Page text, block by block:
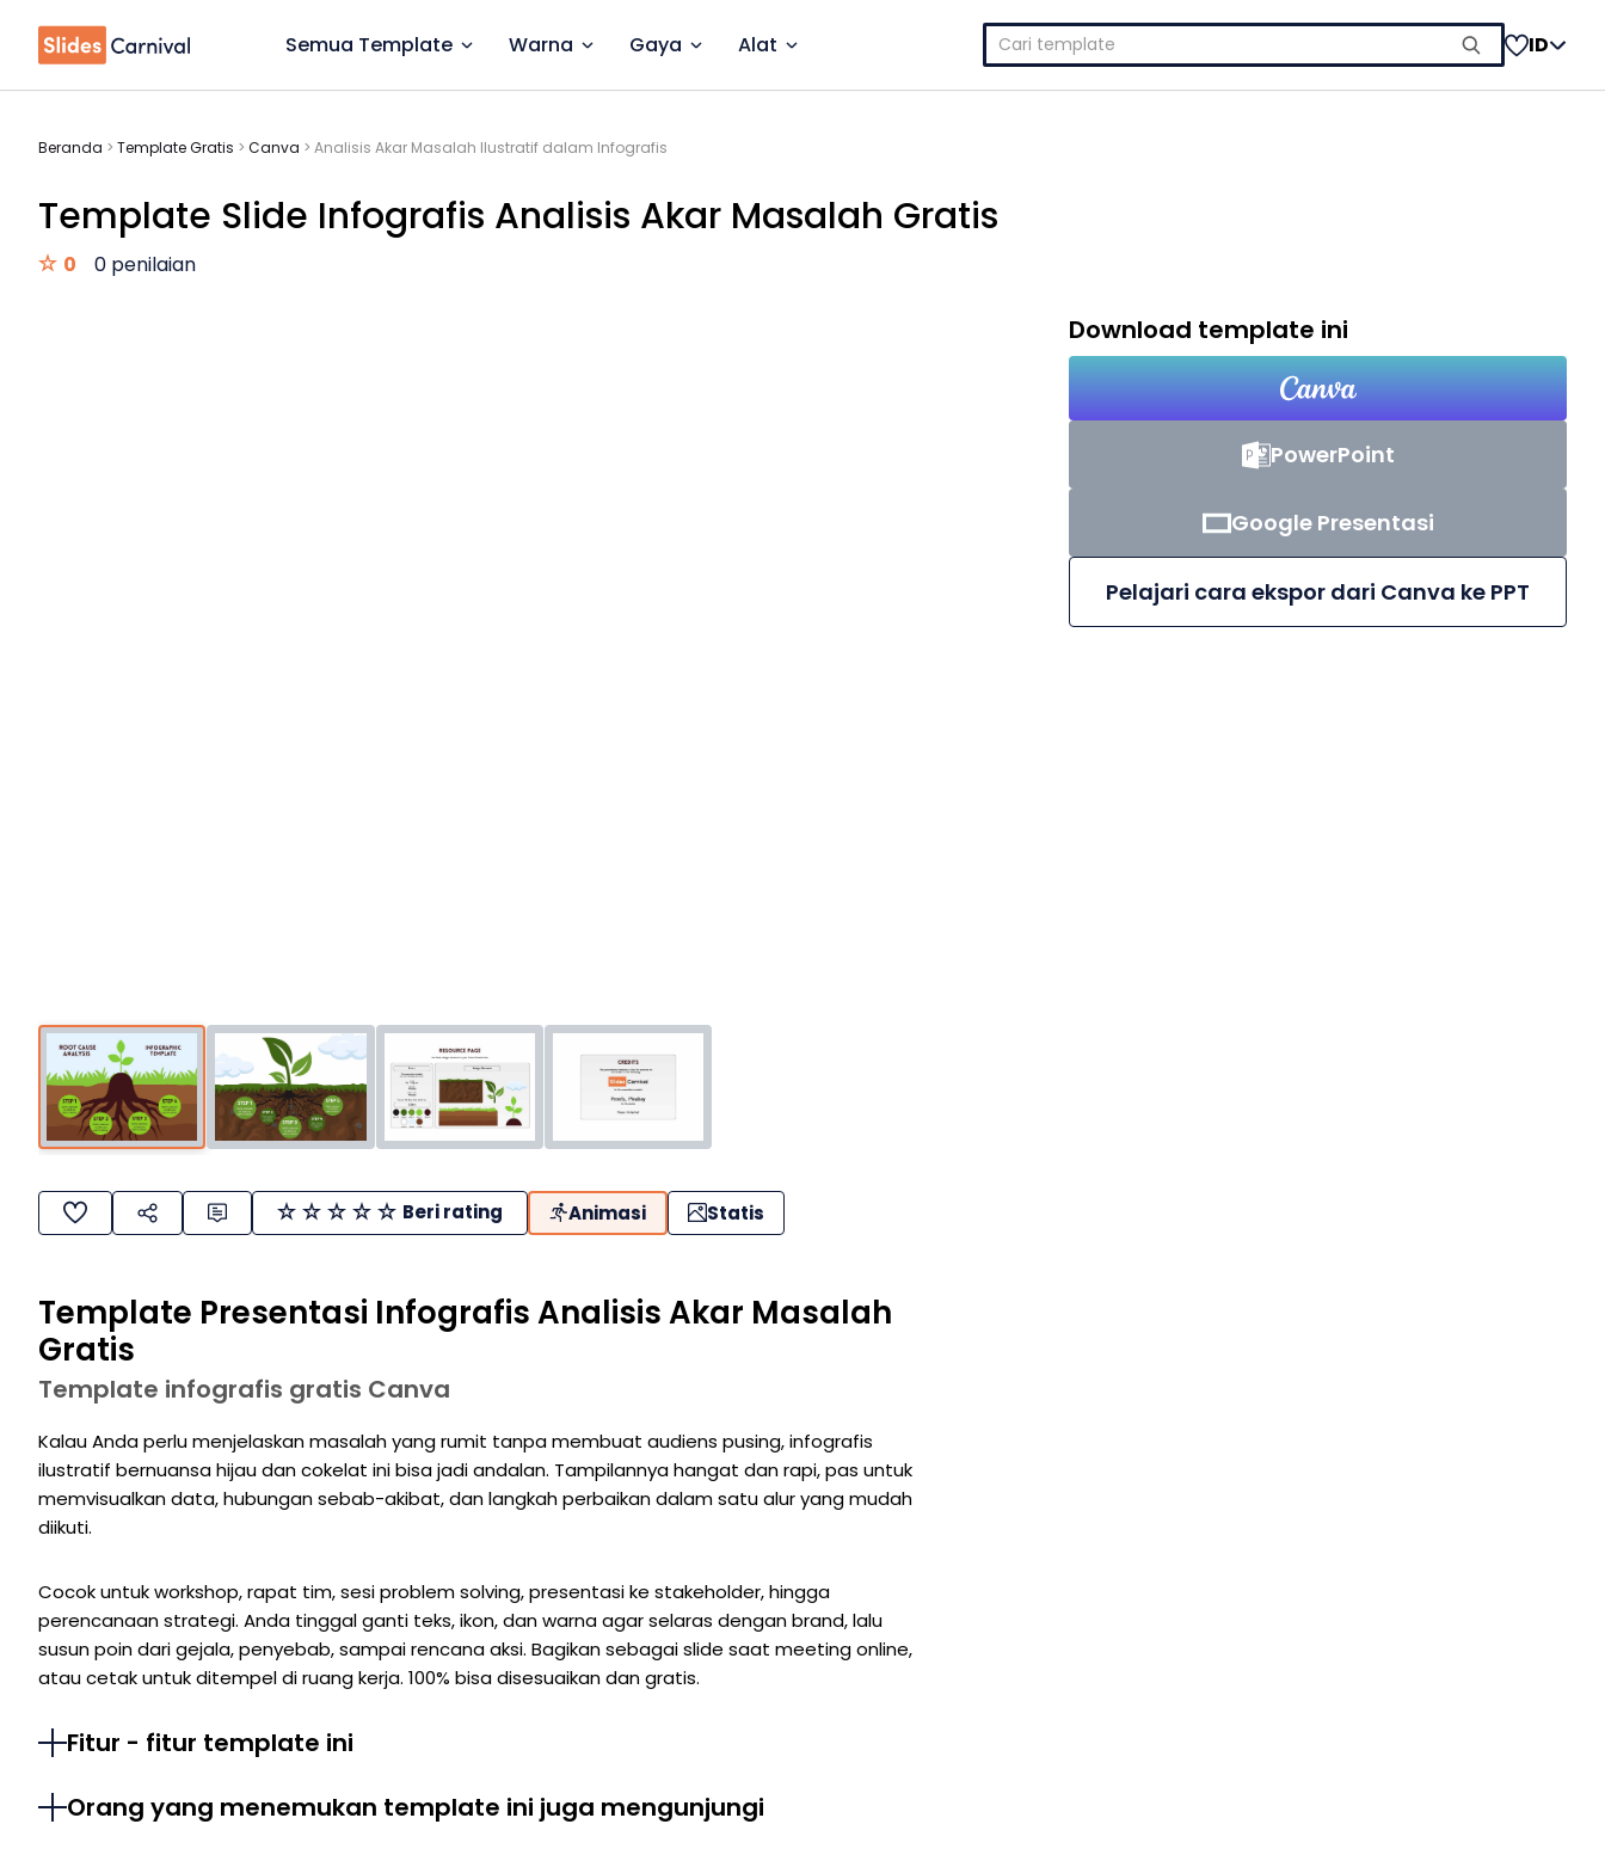
Semua Template Warna Gaya Alat
Cari
untuk:
ID
Beranda > Template Gratis > Canva > Analisis Akar Masalah Ilustratif dalam Infografis
Template Slide Infografis Analisis Akar Masalah Gratis
0 0 penilaian
Beri rating Animasi Statis
Template Presentasi Infografis Analisis Akar Masalah
Gratis
Template infografis gratis Canva
Kalau Anda perlu menjelaskan masalah yang rumit tanpa membuat audiens pusing, infografis
ilustratif bernuansa hijau dan cokelat ini bisa jadi andalan. Tampilannya hangat dan rapi, pas untuk
memvisualkan data, hubungan sebab-akibat, dan langkah perbaikan dalam satu alur yang mudah
diikuti.
Cocok untuk workshop, rapat tim, sesi problem solving, presentasi ke stakeholder, hingga
perencanaan strategi. Anda tinggal ganti teks, ikon, dan warna agar selaras dengan brand, lalu
susun poin dari gejala, penyebab, sampai rencana aksi. Bagikan sebagai slide saat meeting online,
atau cetak untuk ditempel di ruang kerja. 100% bisa disesuaikan dan gratis.
Fitur - fitur template ini
Orang yang menemukan template ini juga mengunjungi
Download template ini
PowerPoint
Google Presentasi
Pelajari cara ekspor dari Canva ke PPT